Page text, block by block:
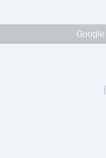
Google